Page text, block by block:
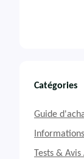
Catégories
Guide
Tests &